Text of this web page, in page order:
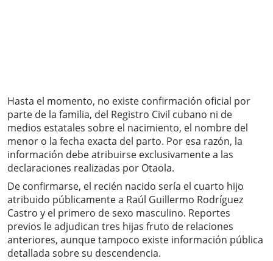
Hasta el momento, no existe confirmación oficial por
parte de la familia, del Registro Civil cubano ni de
medios estatales sobre el nacimiento, el nombre del
menor o la fecha exacta del parto. Por esa razón, la
información debe atribuirse exclusivamente a las
declaraciones realizadas por Otaola.
De confirmarse, el recién nacido sería el cuarto hijo
atribuido públicamente a Raúl Guillermo Rodríguez
Castro y el primero de sexo masculino. Reportes
previos le adjudican tres hijas fruto de relaciones
anteriores, aunque tampoco existe información pública
detallada sobre su descendencia.